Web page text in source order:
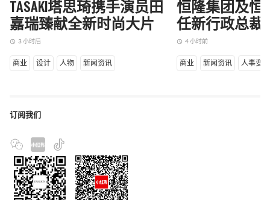
TASAKI塔思琦携手演员田
嘉瑞臻献全新时尚大片
access_time 3 小时后
商业 设计 人物 新闻资讯
恒隆集团及恒
任新行政总裁
access_time 4 小时前
商业 新闻资讯 人事变动
订阅我们